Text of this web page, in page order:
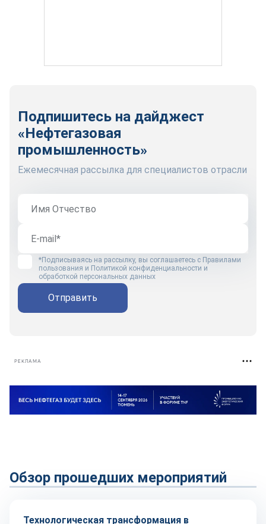
Подпишитесь на дайджест
«Нефтегазовая
промышленность»
Ежемесячная рассылка для специалистов отрасли
*Подписываясь на рассылку, вы соглашаетесь с Правилами
пользования и Политикой конфиденциальности и
обработкой персональных данных
Отправить
РЕКЛАМА
Обзор прошедших мероприятий
Технологии
Технологическая трансформация в